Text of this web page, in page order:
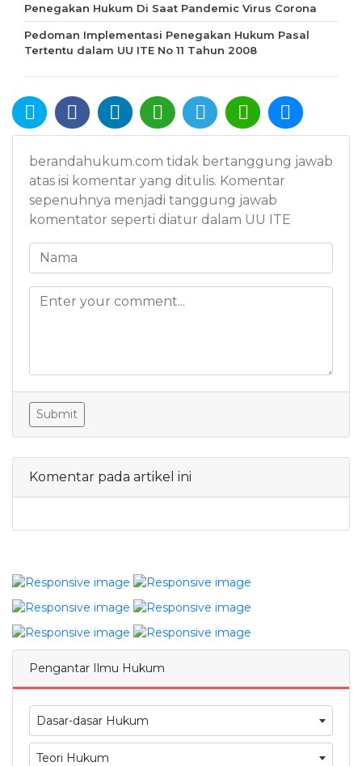
Penegakan Hukum Di Saat Pandemic Virus Corona
Pedoman Implementasi Penegakan Hukum Pasal
Tertentu dalam UU ITE No 11 Tahun 2008
berandahukum.com tidak bertanggung jawab
atas isi komentar yang ditulis. Komentar
sepenuhnya menjadi tanggung jawab
komentator seperti diatur dalam UU ITE
Submit
Komentar pada artikel ini
Pengantar Ilmu Hukum
Dasar-dasar Hukum
Teori Hukum